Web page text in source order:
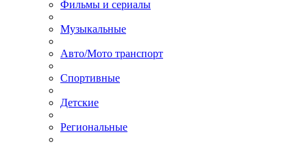
Фильмы и сериалы
Музыкальные
Авто/Мото транспорт
Спортивные
Детские
Региональные